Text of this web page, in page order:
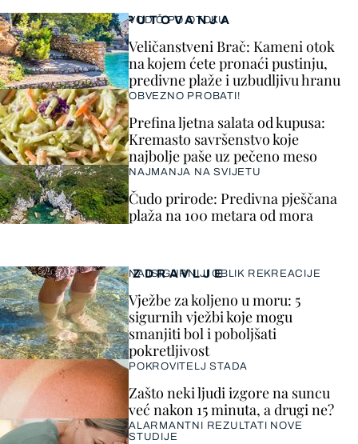
ZDRAVLJE
NAJSIGURNIJI OBLIK REKREACIJE
Vježbe za koljeno u moru: 5
sigurnih vježbi koje mogu
smanjiti bol i poboljšati
pokretljivost
POKROVITELJ STADA
Zašto neki ljudi izgore na suncu
već nakon 15 minuta, a drugi ne?
ALARMANTNI REZULTATI NOVE
STUDIJE
PUTOVANJA
VODIČ PO OTOKU
Veličanstveni Brač: Kameni otok
na kojem ćete pronaći pustinju,
predivne plaže i uzbudljivu hranu
OBVEZNO PROBATI!
Prefina ljetna salata od kupusa:
Kremasto savršenstvo koje
najbolje paše uz pečeno meso
NAJMANJA NA SVIJETU
Čudo prirode: Predivna pješčana
plaža na 100 metara od mora